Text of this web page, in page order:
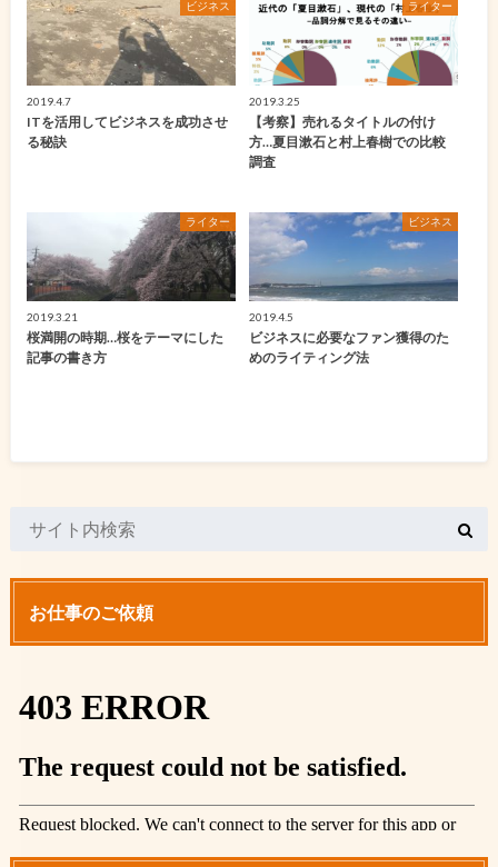
ビジネス
2019.4.7
ITを活用してビジネスを成功させ
る秘訣
ライター
2019.3.25
【考察】売れるタイトルの付け
方…夏目漱石と村上春樹での比較
調査
ライター
2019.3.21
桜満開の時期…桜をテーマにした
記事の書き方
ビジネス
2019.4.5
ビジネスに必要なファン獲得のた
めのライティング法
お仕事のご依頼